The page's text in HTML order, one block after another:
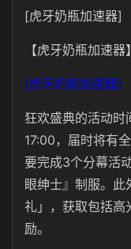
[虎牙奶瓶加速器]
【虎牙奶瓶加速
[虎牙奶瓶加速器]
狂欢盛典的活动
17:00，届时将有
要完成3个分幕活
眼绅士』制服。
礼」，获取包括高
励。